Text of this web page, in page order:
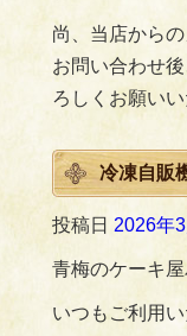
尚、当店から
お問い合わせ
ろしくお願いい
冷凍自販
投稿日 2026年
青梅のケーキ
いつもご利用